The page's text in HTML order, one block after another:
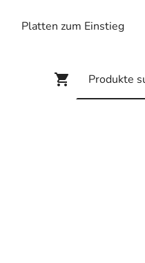
Platten zum Einstieg